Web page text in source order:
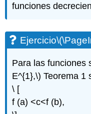
funciones
Ejercicio
Para las funciones
E^{1},\) Teorema 1
\ [
f (a) <c<f (b),